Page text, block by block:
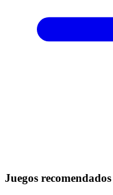
Juegos recomendados